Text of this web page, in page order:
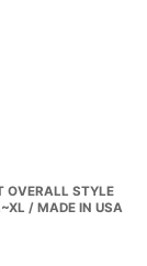
OVERALL STYLE
/ MADE IN USA